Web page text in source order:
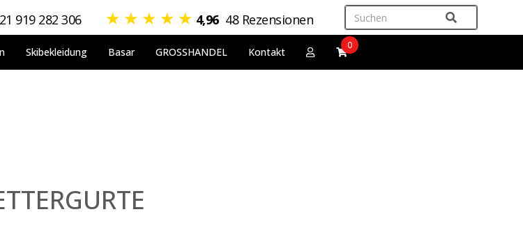
919 282 306 ★ ★ ★ ★ ★ 4,96 48 Rezensionen
Skibekleidung Basar GROSSHANDEL Kontakt
0